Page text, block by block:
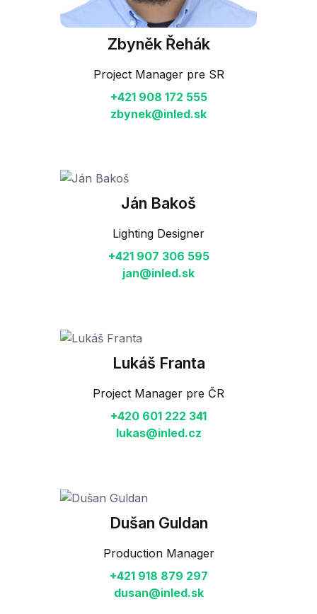
Zbyněk Řehák
Project Manager pre SR
+421 908 172 555
zbynek@inled.sk
Ján Bakoš
Lighting Designer
+421 907 306 595
jan@inled.sk
Lukáš Franta
Project Manager pre ČR
+420 601 222 341
lukas@inled.cz
Dušan Guldan
Production Manager
+421 918 879 297
dusan@inled.sk